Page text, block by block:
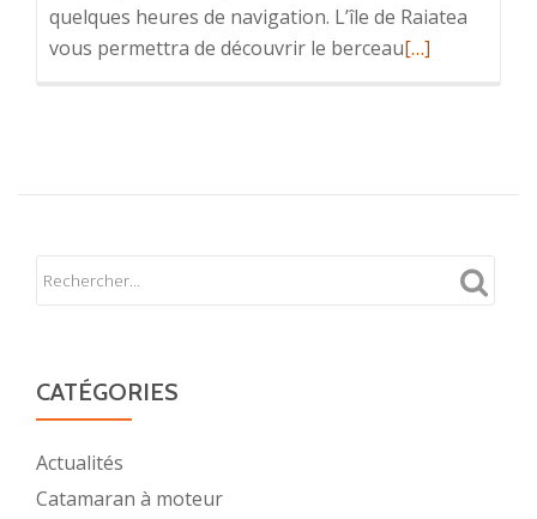
quelques heures de navigation. L’île de Raiatea
vous permettra de découvrir le berceauEn
Pacifique
[…]
CATÉGORIES
Actualités
Catamaran à moteur